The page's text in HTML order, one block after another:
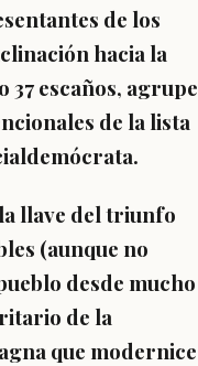
de los
hacia la
37 escaños, agrupe
de la lista
llave del triunfo
(aunque no
desde mucho
de la
que modernice